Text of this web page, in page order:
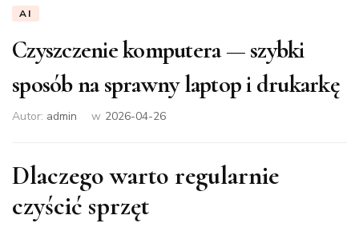
AI
Czyszczenie komputera — szybki
sposób na sprawny laptop i drukarkę
Autor: admin w 2026-04-26
Dlaczego warto regularnie
czyścić sprzęt